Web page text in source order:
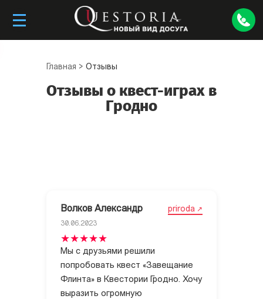
Главная > Отзывы
Отзывы о квест-играх в
Гродно
Волков Александр priroda
30.06.2023
Мы с друзьями решили
попробовать квест «Завещание
Флинта» в Квестории Гродно. Хочу
выразить огромную